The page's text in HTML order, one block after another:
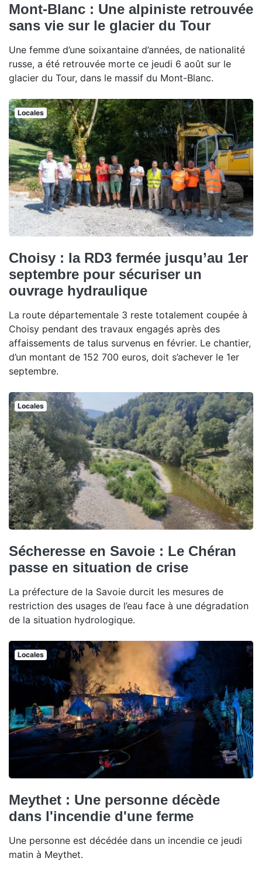
Mont-Blanc : Une alpiniste retrouvée
sans vie sur le glacier du Tour
Une femme d’une soixantaine d’années, de nationalité
russe, a été retrouvée morte ce jeudi 6 août sur le
glacier du Tour, dans le massif du Mont-Blanc.
Locales
Choisy : la RD3 fermée jusqu’au 1er
septembre pour sécuriser un
ouvrage hydraulique
La route départementale 3 reste totalement coupée à
Choisy pendant des travaux engagés après des
affaissements de talus survenus en février. Le chantier,
d’un montant de 152 700 euros, doit s’achever le 1er
septembre.
Locales
Sécheresse en Savoie : Le Chéran
passe en situation de crise
La préfecture de la Savoie durcit les mesures de
restriction des usages de l’eau face à une dégradation
de la situation hydrologique.
Locales
Meythet : Une personne décède
dans l'incendie d'une ferme
Une personne est décédée dans un incendie ce jeudi
matin à Meythet.